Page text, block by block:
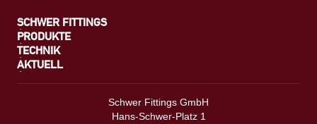
SCHWER FITTINGS
PRODUKTE
TECHNIK
AKTUELL
Schwer Fittings GmbH
Hans-Schwer-Platz 1